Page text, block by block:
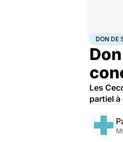
Accueil
DON DE
Les
partiel